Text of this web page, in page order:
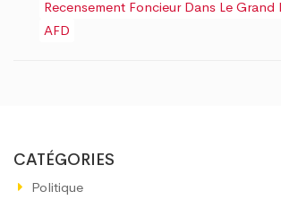
Recensement Foncieur Dans Le Grand
AFD
CATÉGORIES
Politique